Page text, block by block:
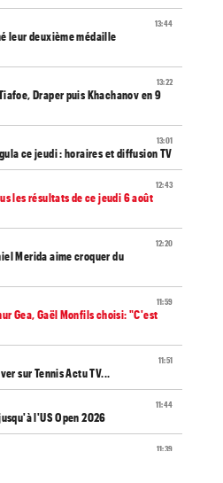
13:44
leur deuxième médaille
13:22
Draper puis Khachanov en 9
13:01
ce jeudi : horaires et diffusion TV
12:43
les résultats de ce jeudi 6 août
12:20
Merida aime croquer du
11:59
Gea, Gaël Monfils choisi: "C'est
11:51
sur Tennis Actu TV...
11:44
l'US Open 2026
11:39